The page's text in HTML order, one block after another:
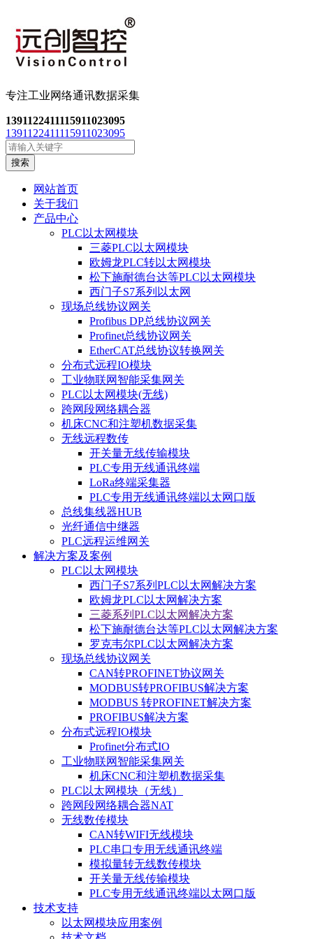
专注工业网络通讯数据采集
1391122411115911023095
1391122411115911023095
搜索
网站首页
关于我们
产品中心
PLC以太网模块
三菱PLC以太网模块
欧姆龙PLC转以太网模块
松下施耐德台达等PLC以太网模块
西门子S7系列以太网
现场总线协议网关
Profibus DP总线协议网关
Profinet总线协议网关
EtherCAT总线协议转换网关
分布式远程IO模块
工业物联网智能采集网关
PLC以太网模块(无线)
跨网段网络耦合器
机床CNC和注塑机数据采集
无线远程数传
开关量无线传输模块
PLC专用无线通讯终端
LoRa终端采集器
PLC专用无线通讯终端以太网口版
总线集线器HUB
光纤通信中继器
PLC远程运维网关
解决方案及案例
PLC以太网模块
西门子S7系列PLC以太网解决方案
欧姆龙PLC以太网解决方案
三菱系列PLC以太网解决方案
松下施耐德台达等PLC以太网解决方案
罗克韦尔PLC以太网解决方案
现场总线协议网关
CAN转PROFINET协议网关
MODBUS转PROFIBUS解决方案
MODBUS 转PROFINET解决方案
PROFIBUS解决方案
分布式远程IO模块
Profinet分布式IO
工业物联网智能采集网关
机床CNC和注塑机数据采集
PLC以太网模块（无线）
跨网段网络耦合器NAT
无线数传模块
CAN转WIFI无线模块
PLC串口专用无线通讯终端
模拟量转无线数传模块
开关量无线传输模块
PLC专用无线通讯终端以太网口版
技术支持
以太网模块应用案例